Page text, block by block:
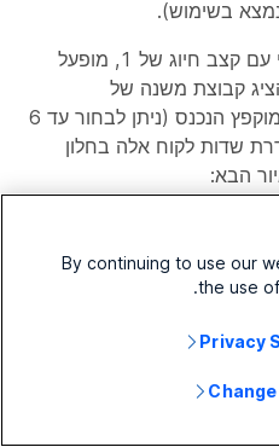
בעת הפעלת קמפיין פרוגרסיבי עם קצב חיוג של 1, מופעל
קבוצת משנה של
מטה-נתונים של לקוח בחלון המוקפץ הנכנס (ניתן לבחור עד 6
שדות לקוח אלה בחלון
הבא:
By continuing to use our
the use
Privacy